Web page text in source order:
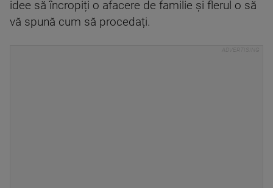
idee să încropiți o afacere de familie și flerul o să
vă spună cum să procedați.